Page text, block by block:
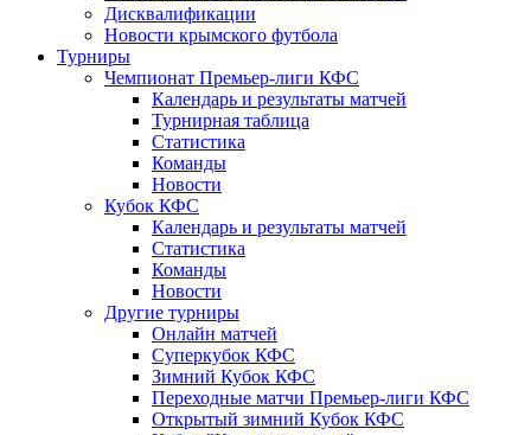
Дисквалификации
Новости крымского футбола
Турниры
Чемпионат Премьер-лиги КФС
Календарь и результаты матчей
Турнирная таблица
Статистика
Команды
Новости
Кубок КФС
Календарь и результаты матчей
Статистика
Команды
Новости
Другие турниры
Онлайн матчей
Суперкубок КФС
Зимний Кубок КФС
Переходные матчи Премьер-лиги КФС
Открытый зимний Кубок КФС